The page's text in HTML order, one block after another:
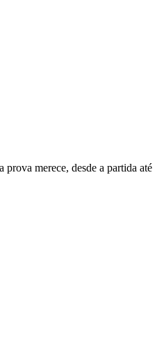
prova merece, desde a partida até